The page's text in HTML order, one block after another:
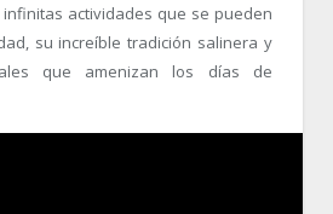
actividades que se pueden
su increíble tradición salinera y
que amenizan los días de